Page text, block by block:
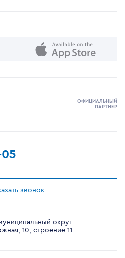
звонок
ОФИЦИАЛЬНЫЙ
ПАРТНЕР
округ
10, строение 11